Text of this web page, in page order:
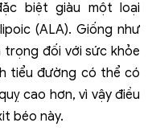
biệt giàu một loại
(ALA). Giống như
trọng đối với sức khỏe
tiểu đường có thể có
cao hơn, vì vậy điều
béo này.